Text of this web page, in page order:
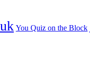
You Quiz on the Block